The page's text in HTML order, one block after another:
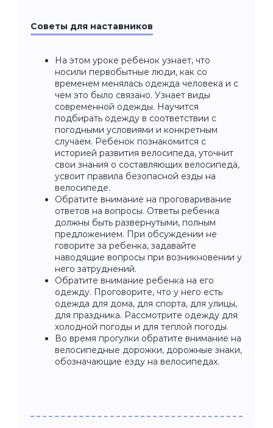
Советы для наставников
На этом уроке ребенок узнает, что
носили первобытные люди, как со
временем менялась одежда человека и с
чем это было связано. Узнает виды
современной одежды. Научится
подбирать одежду в соответствии с
погодными условиями и конкретным
случаем. Ребенок познакомится с
историей развития велосипеда, уточнит
свои знания о составляющих велосипеда,
усвоит правила безопасной езды на
велосипеде.
Обратите внимание на проговаривание
ответов на вопросы. Ответы ребенка
должны быть развернутыми, полным
предложением. При обсуждении не
говорите за ребенка, задавайте
наводящие вопросы при возникновении у
него затруднений.
Обратите внимание ребенка на его
одежду. Проговорите, что у него есть
одежда для дома, для спорта, для улицы,
для праздника. Рассмотрите одежду для
холодной погоды и для теплой погоды.
Во время прогулки обратите внимание на
велосипедные дорожки, дорожные знаки,
обозначающие езду на велосипедах.